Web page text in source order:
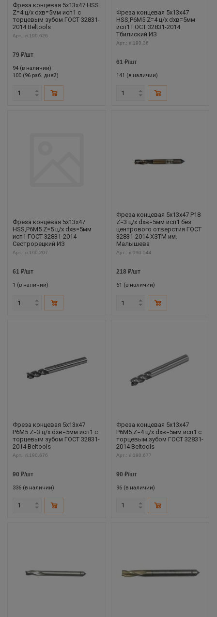
Фреза концевая 5х13х47 HSS
Z=4 ц/х dхв=5мм исп1 с
торцевым зубом ГОСТ 32831-
2014 Beltools
Арт.: ri.190.626
79 ₽/шт
94 (в наличии)
100 (96 раб. дней)
Фреза концевая 5х13х47
HSS,Р6М5 Z=4 ц/х dхв=5мм
исп1 ГОСТ 32831-2014
Тбилиский ИЗ
Арт.: ri.190.36
61 ₽/шт
141 (в наличии)
Фреза концевая 5х13х47
HSS,Р6М5 Z=5 ц/х dхв=5мм
исп1 ГОСТ 32831-2014
Сестрорецкий ИЗ
Арт.: ri.190.207
61 ₽/шт
1 (в наличии)
Фреза концевая 5х13х47 Р18
Z=3 ц/х dхв=5мм исп1 без
центрового отверстия ГОСТ
32831-2014 ХЗТМ им.
Малышева
Арт.: ri.190.544
218 ₽/шт
61 (в наличии)
Фреза концевая 5х13х47
Р6М5 Z=3 ц/х dхв=5мм исп1 с
торцевым зубом ГОСТ 32831-
2014 Beltools
Арт.: ri.190.676
90 ₽/шт
336 (в наличии)
Фреза концевая 5х13х47
Р6М5 Z=4 ц/х dхв=5мм исп1 с
торцевым зубом ГОСТ 32831-
2014 Beltools
Арт.: ri.190.677
90 ₽/шт
96 (в наличии)